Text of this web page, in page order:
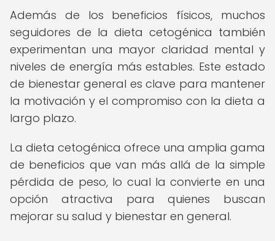
Además de los beneficios físicos, muchos
seguidores de la dieta cetogénica también
experimentan una mayor claridad mental y
niveles de energía más estables. Este estado
de bienestar general es clave para mantener
la motivación y el compromiso con la dieta a
largo plazo.
La dieta cetogénica ofrece una amplia gama
de beneficios que van más allá de la simple
pérdida de peso, lo cual la convierte en una
opción atractiva para quienes buscan
mejorar su salud y bienestar en general.